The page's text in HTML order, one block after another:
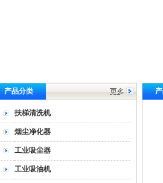
产品分类
扶梯清洗机
烟尘净化器
工业吸尘器
工业吸油机